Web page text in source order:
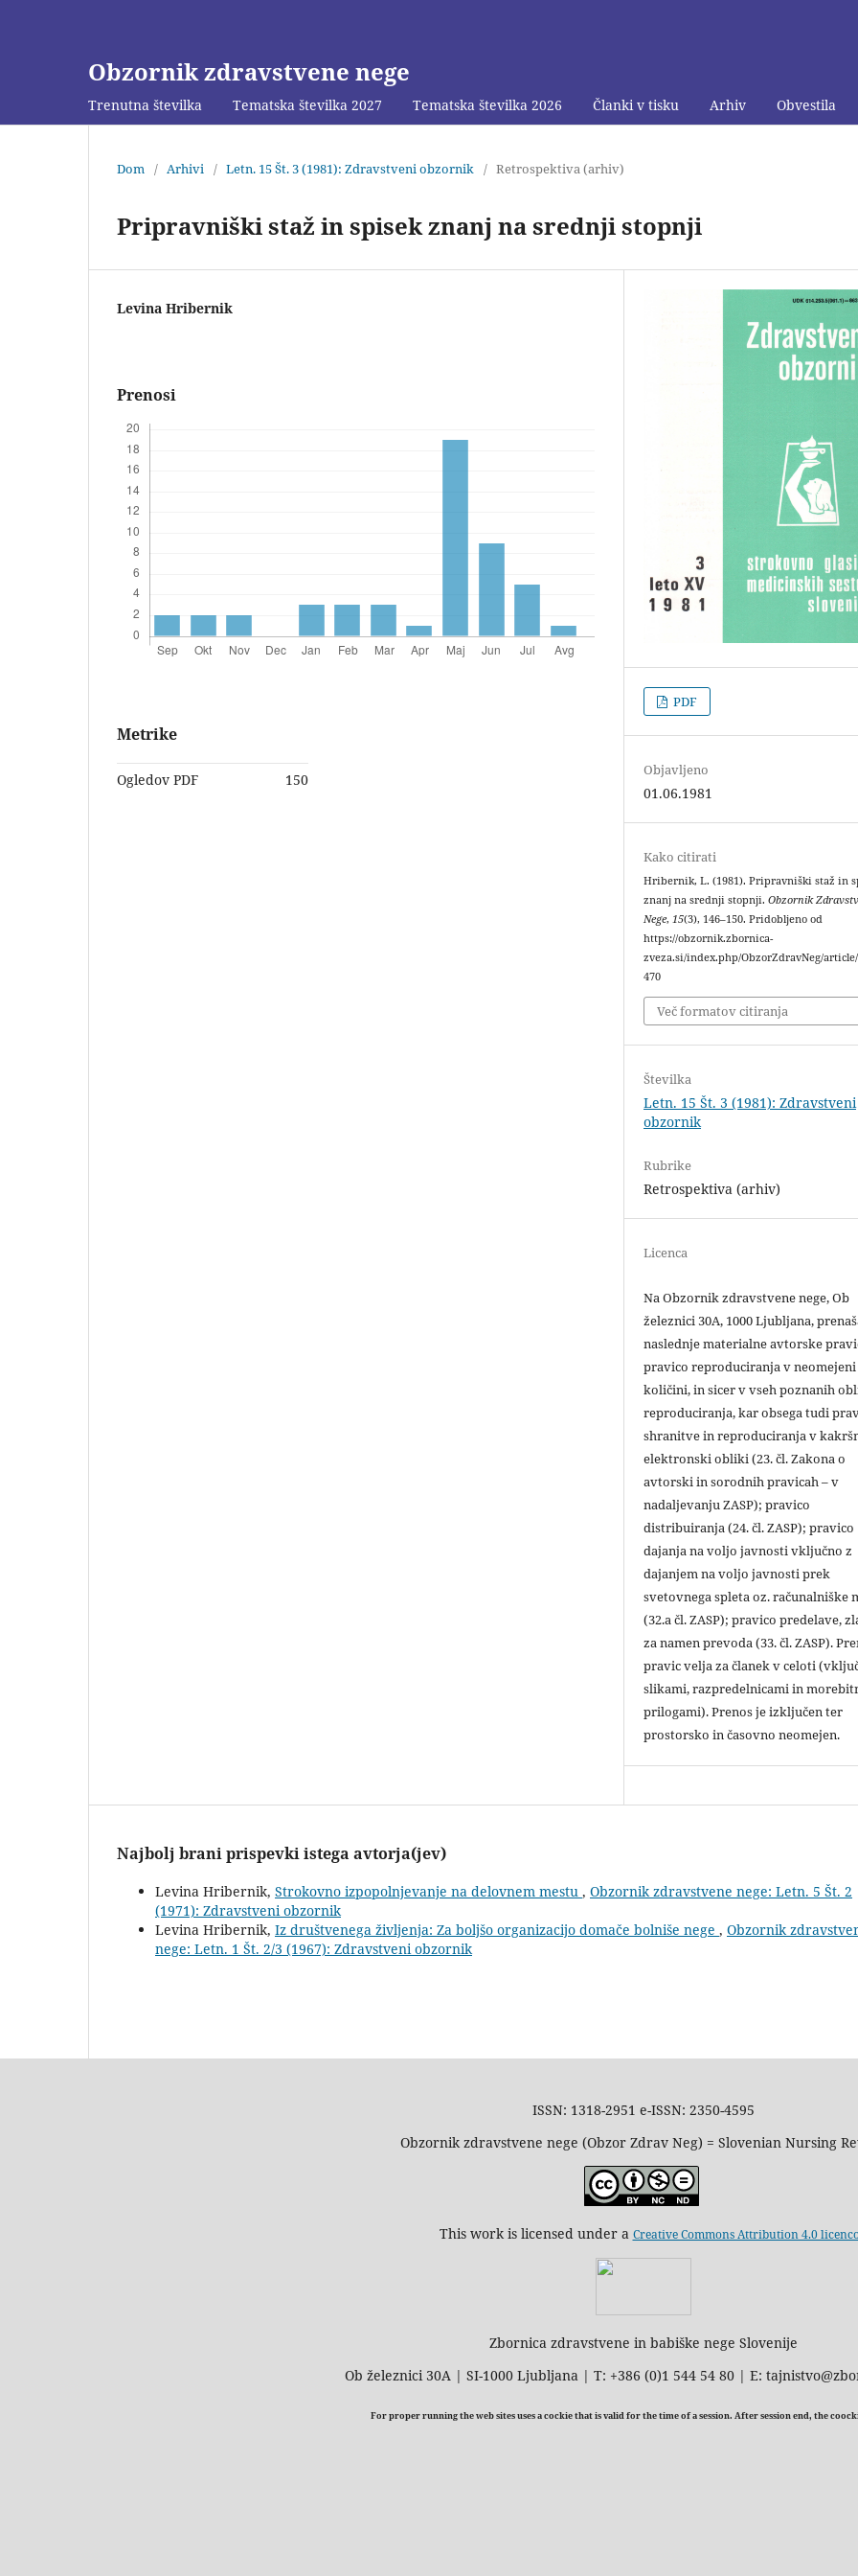
Obzornik zdravstvene nege
Trenutna številka Tematska številka 2027 Tematska številka 2026 Članki v tisku Arhiv Obvestila
Dom / Arhivi / Letn. 15 Št. 3 (1981): Zdravstveni obzornik / Retrospektiva (arhiv)
Pripravniški staž in spisek znanj na srednji stopnji
Levina Hribernik
Prenosi
Metrike
Ogledov PDF 150
PDF
Objavljeno
01.06.1981
Kako citirati
Hribernik, L. (1981). Pripravniški staž in
znanj na srednji stopnji.Obzornik
Nege,15(3), 146–150. Pridobljeno od
https://obzornik.zbornica-
zveza.si/index.php/ObzorZdravNeg/
470
Več formatov citiranja
Številka
Letn. 15 Št. 3 (1981): Zdravstveni
obzornik
Rubrike
Retrospektiva (arhiv)
Licenca
Na Obzornik zdravstvene nege, Ob
železnici 30A, 1000 Ljubljana,
naslednje materialne avtorske
pravico reproduciranja v neomejeni
količini, in sicer v vseh poznanih
reproduciranja, kar obsega tudi
shranitve in reproduciranja v
elektronski obliki (23. čl. Zakona o
avtorski in sorodnih pravicah – v
nadaljevanju ZASP); pravico
distribuiranja (24. čl. ZASP); pravico
dajanja na voljo javnosti vključno z
dajanjem na voljo javnosti prek
svetovnega spleta oz. računalniške
(32.a čl. ZASP); pravico predelave,
za namen prevoda (33. čl. ZASP).
pravic velja za članek v celoti
slikami, razpredelnicami in
prilogami). Prenos je izključen ter
prostorsko in časovno neomejen.
Najbolj brani prispevki istega avtorja(jev)
Levina Hribernik, Strokovno izpopolnjevanje na delovnem mestu , Obzornik zdravstvene nege: Letn. 5 Št. 2
(1971): Zdravstveni obzornik
Levina Hribernik, Iz društvenega življenja: Za boljšo organizacijo domače bolniše nege , Obzornik
nege: Letn. 1 Št. 2/3 (1967): Zdravstveni obzornik
ISSN: 1318-2951 e-ISSN: 2350-4595
Obzornik zdravstvene nege (Obzor Zdrav Neg) = Slovenian Nursing
This work is licensed under a Creative Commons Attribution 4.0
Zbornica zdravstvene in babiške nege Slovenije
Ob železnici 30A | SI-1000 Ljubljana | T: +386 (0)1 544 54 80 | E:
For proper running the web sites uses a cockie that is valid for the time of a session. After session end, the